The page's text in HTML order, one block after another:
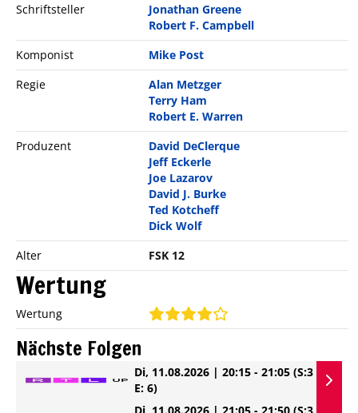
Schriftsteller
Jonathan Greene
Robert F. Campbell
Komponist
Mike Post
Regie
Alan Metzger
Terry Ham
Robert E. Warren
Produzent
David DeClerque
Jeff Eckerle
Joe Lazarov
David J. Burke
Ted Kotcheff
Dick Wolf
Alter
FSK 12
Wertung
Wertung
Nächste Folgen
Di, 11.08.2026 | 20:15 - 21:05 (S:3
E: 6)